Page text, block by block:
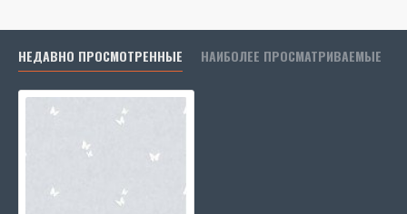
НЕДАВНО ПРОСМОТРЕННЫЕ НАИБОЛЕЕ ПРОСМАТРИВАЕМЫЕ